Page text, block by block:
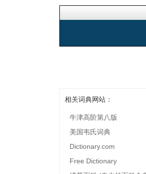
相关词典网站：
牛津高阶第八版
美国韦氏词典
Dictionary.com
Free Dictionary